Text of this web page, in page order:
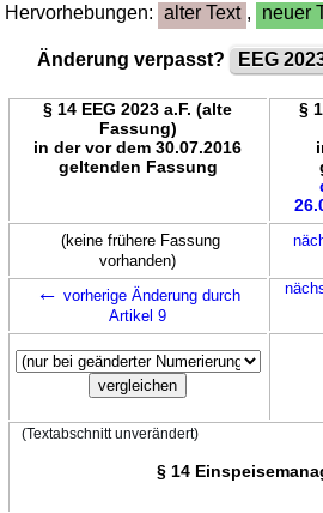
Hervorhebungen: alter Text , neuer
Änderung verpasst? EEG
§ 14 EEG 2023 a.F. (alte
Fassung)
in der vor dem 30.07.2016
geltenden Fassung
§
(keine frühere Fassung
vorhanden)
← vorherige Änderung durch
Artikel 9
(Textabschnitt unverändert)
§ 14